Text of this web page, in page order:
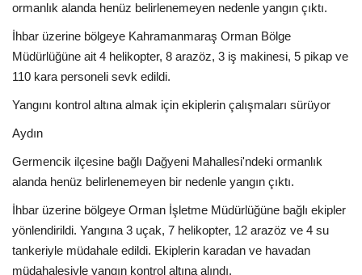
ormanlık alanda henüz belirlenemeyen nedenle yangın çıktı.
İhbar üzerine bölgeye Kahramanmaraş Orman Bölge
Müdürlüğüne ait 4 helikopter, 8 arazöz, 3 iş makinesi, 5 pikap ve
110 kara personeli sevk edildi.
Yangını kontrol altına almak için ekiplerin çalışmaları sürüyor
Aydın
Germencik ilçesine bağlı Dağyeni Mahallesi'ndeki ormanlık
alanda henüz belirlenemeyen bir nedenle yangın çıktı.
İhbar üzerine bölgeye Orman İşletme Müdürlüğüne bağlı ekipler
yönlendirildi. Yangına 3 uçak, 7 helikopter, 12 arazöz ve 4 su
tankeriyle müdahale edildi. Ekiplerin karadan ve havadan
müdahalesiyle yangın kontrol altına alındı.